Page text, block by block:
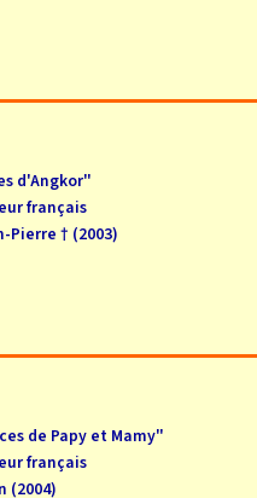
d'Angkor"
français
Pierre † (2003)
de Papy et Mamy"
français
(2004)